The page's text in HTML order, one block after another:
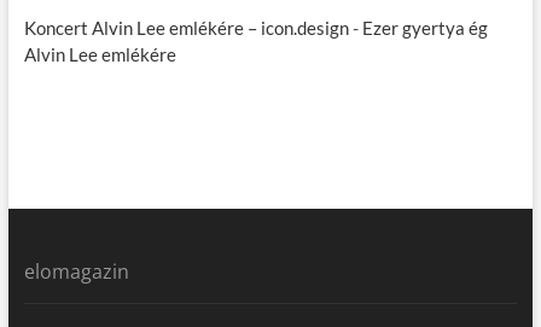
Koncert Alvin Lee emlékére – icon.design- Ezer gyertya ég
Alvin Lee emlékére
elomagazin